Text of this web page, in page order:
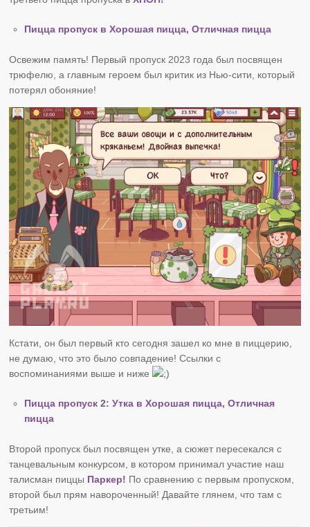
Пицца пропуск в Хорошая пицца, Отличная пицца
Освежим память! Первый пропуск 2023 года был посвящен
трюфелю, а главным героем был критик из Нью-сити, который
потерял обоняние!
Кстати, он был первый кто сегодня зашел ко мне в пиццерию,
не думаю, что это было совпадение! Ссылки с
воспоминаниями выше и ниже
Пицца пропуск 2: Утка в Хорошая пицца, Отличная
пицца
Второй пропуск был посвящен утке, а сюжет пересекался с
танцевальным конкурсом, в котором принимал участие наш
талисман пиццы Паркер! По сравнению с первым пропуском,
второй был прям навороченный! Давайте глянем, что там с
третьим!